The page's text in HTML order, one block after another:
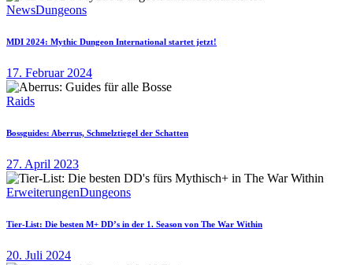
NewsDungeons
MDI 2024: Mythic Dungeon International startet jetzt!
17. Februar 2024
Raids
Bossguides: Aberrus, Schmelztiegel der Schatten
27. April 2023
ErweiterungenDungeons
Tier-List: Die besten M+ DD’s in der 1. Season von The War Within
20. Juli 2024